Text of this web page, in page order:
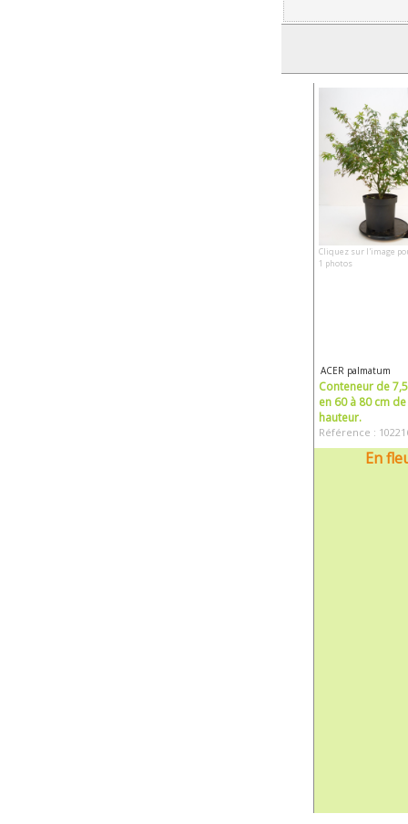
Cliquez sur l'image
1 photos
ACER palmatum
Conteneur de
en 60 à 80 cm de
hauteur.
Référence :
En